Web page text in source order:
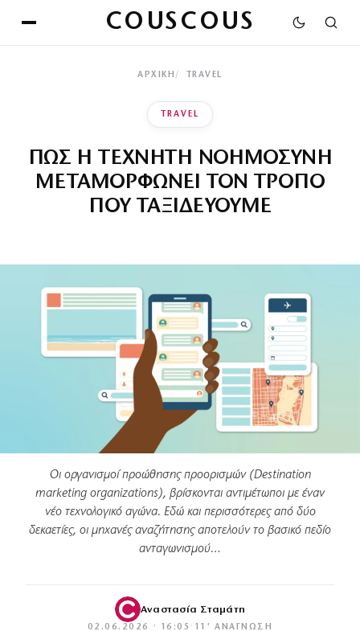
COUSCOUS
ΑΡΧΙΚΉ TRAVEL
TRAVEL
ΠΩΣ Η ΤΕΧΝΗΤΗ ΝΟΗΜΟΣΥΝΗ
ΜΕΤΑΜΟΡΦΩΝΕΙ ΤΟΝ ΤΡΟΠΟ
ΠΟΥ ΤΑΞΙΔΕΥΟΥΜΕ
Οι οργανισμοί προώθησης προορισμών (Destination
marketing organizations), βρίσκονται αντιμέτωποι με έναν
νέο τεχνολογικό αγώνα. Εδώ και περισσότερες από δύο
δεκαετίες, οι μηχανές αναζήτησης αποτελούν το βασικό πεδίο
ανταγωνισμού…
Αναστασία Σταμάτη
02.06.2026 · 16:05 · 11′ ΑΝΆΓΝΩΣΗ